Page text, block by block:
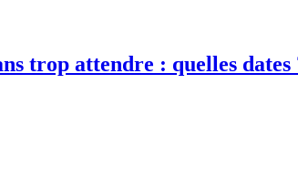
trop attendre : quelles dates